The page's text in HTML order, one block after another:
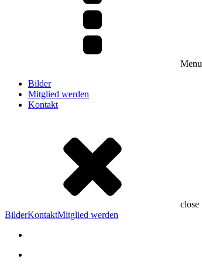
Menu
Bilder
Mitglied werden
Kontakt
close
BilderKontaktMitglied werden